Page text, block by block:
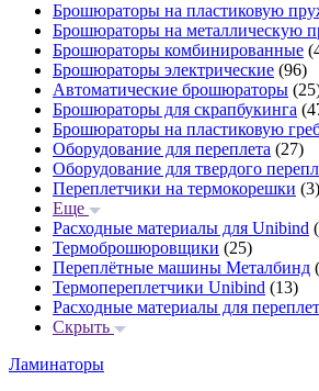
Брошюраторы на пластиковую
Брошюраторы на металлическую
Брошюраторы комбинированные
Брошюраторы электрические (96)
Автоматические брошюраторы
Брошюраторы для скрапбукинга
Брошюраторы на пластиковую
Оборудование для переплета (27)
Оборудование для твердого
Переплетчики на термокорешки (3)
Еще
Расходные материалы для Unibind
Термоброшюровщики (25)
Переплётные машины Металбинд
Термопереплетчики Unibind (13)
Расходные материалы для
Скрыть
Ламинаторы